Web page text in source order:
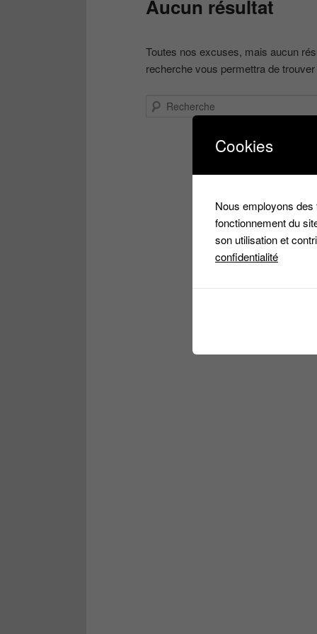
contenu
principal
contenu
secondaire
Aucun résultat
Toutes nos excuses, mais aucun
recherche vous permettra de
Recherche
Cookies
Nous employons
fonctionnement du
son utilisation et
confidentialité